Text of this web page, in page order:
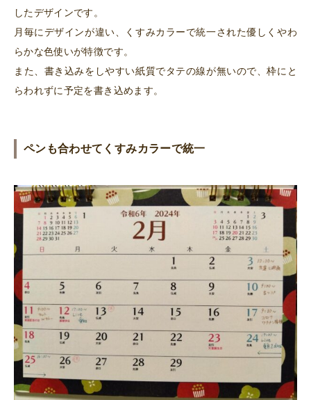
したデザインです。
月毎にデザインが違い、くすみカラーで統一された優しくやわ
らかな色使いが特徴です。
また、書き込みをしやすい紙質でタテの線が無いので、枠にと
らわれずに予定を書き込めます。
ペンも合わせてくすみカラーで統一